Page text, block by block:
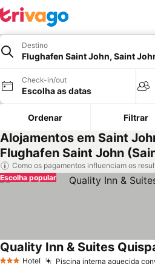
Destino
Flughafen Saint John, Saint
Check-in/out
Escolha as datas
Ordenar Filtrar
Alojamentos em Saint
Flughafen Saint John
Como os pagamentos influenciam os
Escolha popular
Hotel Piscina interna aquecida
Quality Inn & Suites